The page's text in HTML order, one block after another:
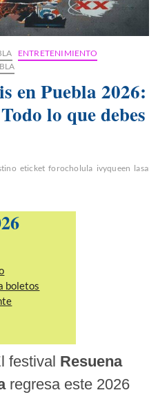
ENTRETENIMIENTO
en Puebla 2026:
lo que debes
eticket forocholula ivyqueen
boletos
festival Resuena
regresa este 2026